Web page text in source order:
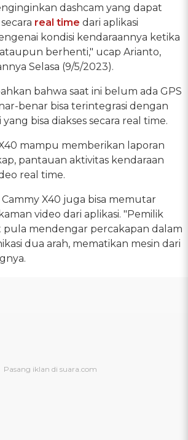
dashcam yang dapat
real time dari aplikasi
kondisi kendaraannya ketika
berhenti," ucap Arianto,
Selasa (9/5/2023).
bahwa saat ini belum ada GPS
benar bisa terintegrasi dengan
bisa diakses secara real time.
mampu memberikan laporan
pantauan aktivitas kendaraan
real time.
X40 juga bisa memutar
video dari aplikasi. "Pemilik
pula mendengar percakapan dalam
dua arah, mematikan mesin dari